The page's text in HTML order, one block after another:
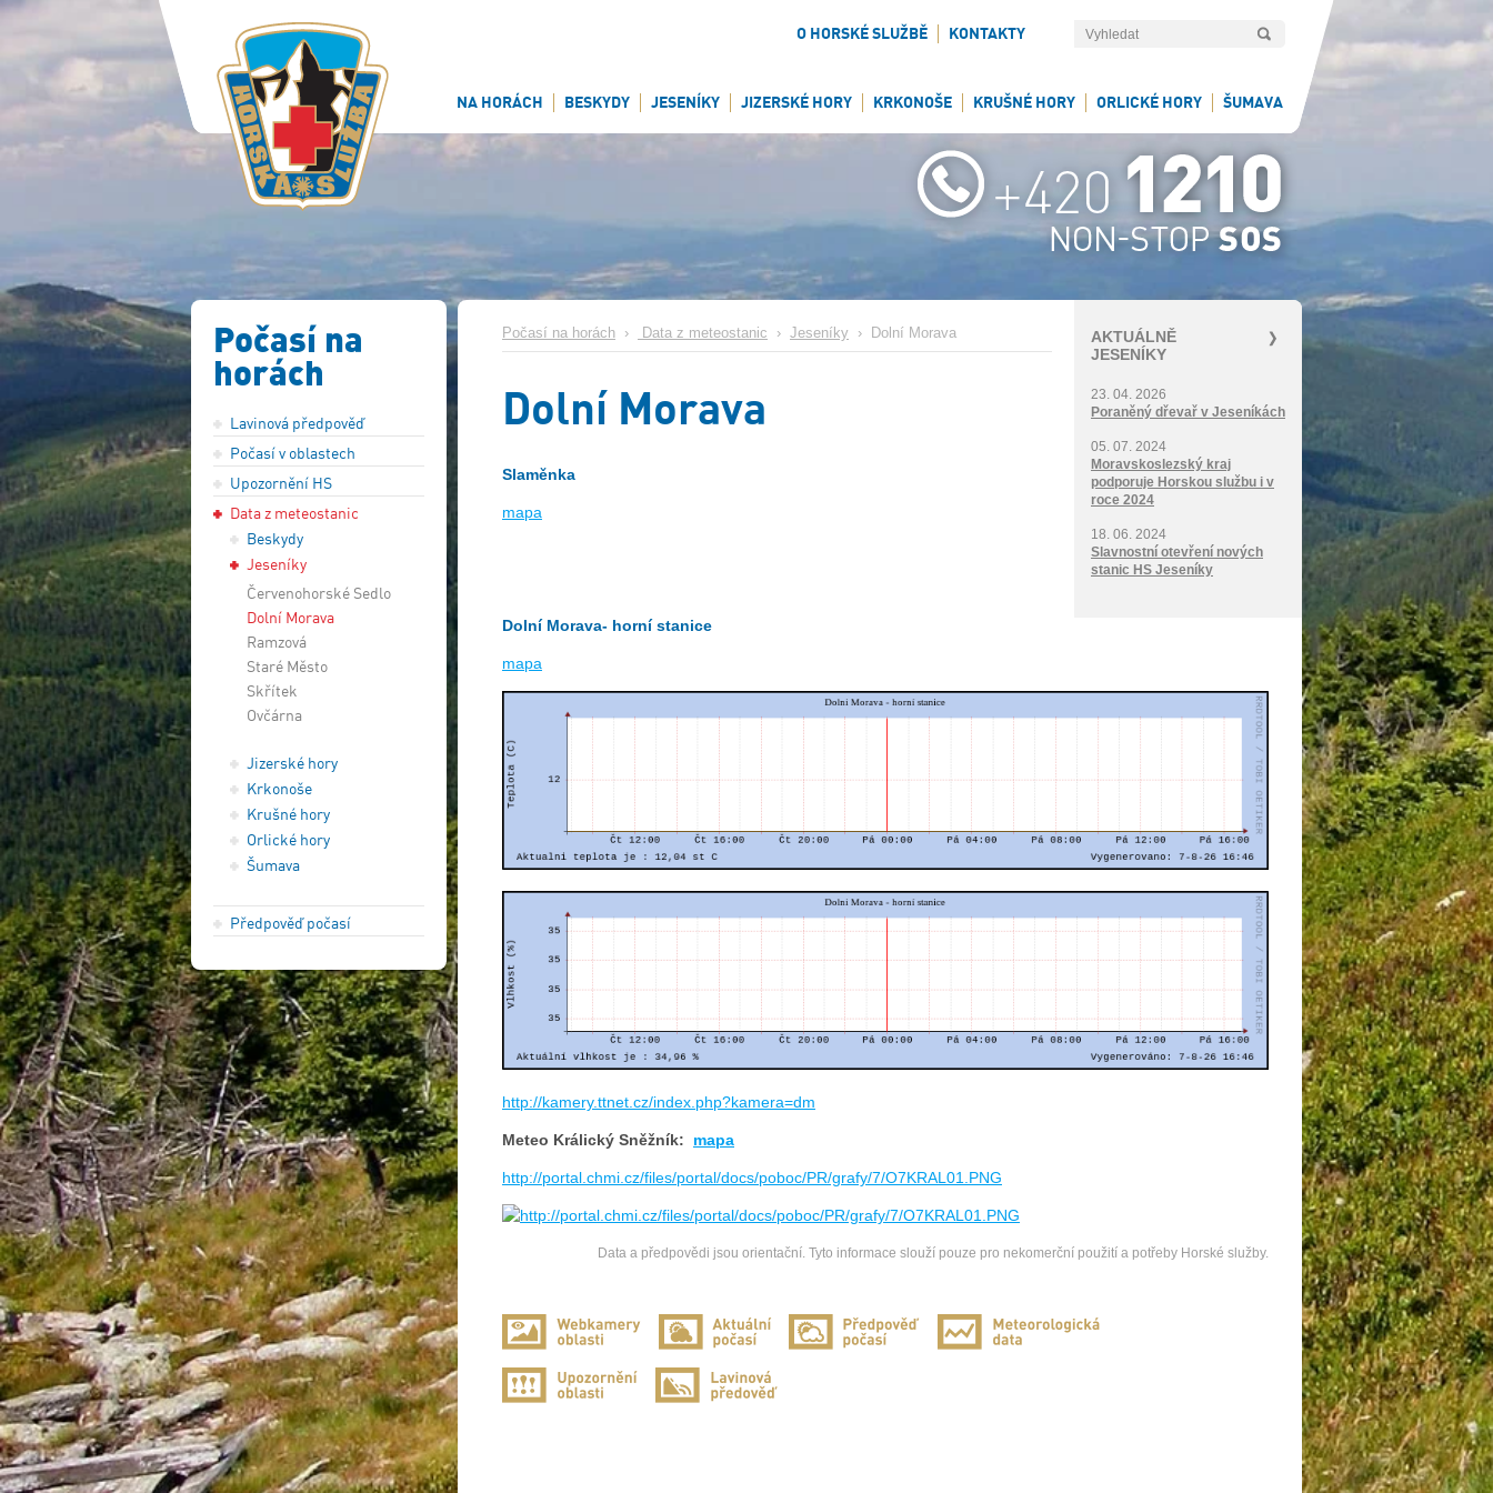
O HORSKÉ SLUŽBĚ KONTAKTY
NA HORÁCH BESKYDY JESENÍKY JIZERSKÉ HORY KRKONOŠE KRUŠNÉ HORY ORLICKÉ HORY ŠUMAVA
Počasí na
horách
Lavinová předpověď
Počasí v oblastech
Upozornění HS
Data z meteostanic
Beskydy
Jeseníky
Červenohorské Sedlo
Dolní Morava
Ramzová
Staré Město
Skřítek
Ovčárna
Jizerské hory
Krkonoše
Krušné hory
Orlické hory
Šumava
Předpověď počasí
AKTUÁLNĚ
JESENÍKY
23. 04. 2026
Poraněný dřevař v Jeseníkách
05. 07. 2024
Moravskoslezský kraj
podporuje Horskou službu i v
roce 2024
18. 06. 2024
Slavnostní otevření nových
stanic HS Jeseníky
Počasí na horách › Data z meteostanic › Jeseníky › Dolní Morava
Dolní Morava
Slaměnka
mapa
Dolní Morava- horní stanice
mapa
http://kamery.ttnet.cz/index.php?kamera=dm
Meteo Králický Sněžník: mapa
http://portal.chmi.cz/files/portal/docs/poboc/PR/grafy/7/O7KRAL01.PNG
Data a předpovědi jsou orientační. Tyto informace slouží pouze pro nekomerční použití a potřeby Horské služby.